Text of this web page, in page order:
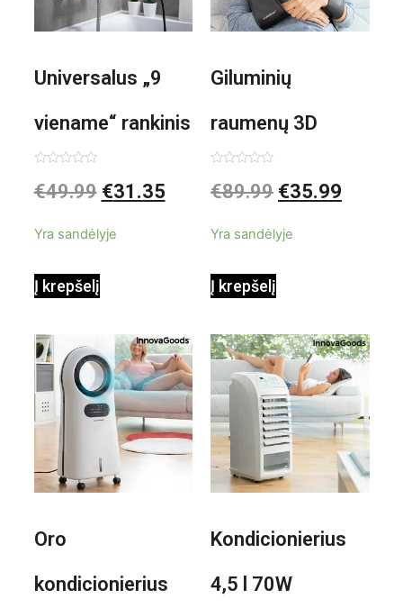
Universalus „9
viename“ rankinis
garintuvas su
0,35 L 3 Bar
1000W
0
iš
€49.99 €31.35
Yra sandėlyje
Į krepšelį
Giluminių
raumenų 3D
elektrinis
Shiatsu
0
iš
€89.99 €35.99
Yra sandėlyje
Į krepšelį
Oro
kondicionierius
Kondicionierius
4,5 l 70W